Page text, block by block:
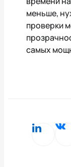
меньше,
проверки
самых